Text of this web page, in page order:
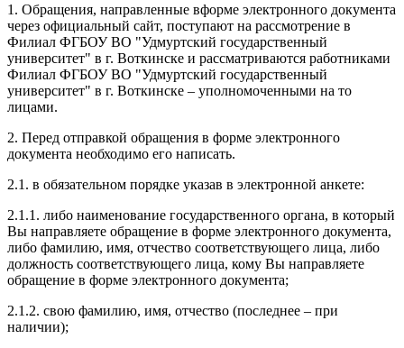
1. Обращения, направленные вформе электронного документа
через официальный сайт, поступают на рассмотрение в
Филиал ФГБОУ ВО "Удмуртский государственный
университет" в г. Воткинске и рассматриваются работниками
Филиал ФГБОУ ВО "Удмуртский государственный
университет" в г. Воткинске – уполномоченными на то
лицами.
2. Перед отправкой обращения в форме электронного
документа необходимо его написать.
2.1. в обязательном порядке указав в электронной анкете:
2.1.1. либо наименование государственного органа, в который
Вы направляете обращение в форме электронного документа,
либо фамилию, имя, отчество соответствующего лица, либо
должность соответствующего лица, кому Вы направляете
обращение в форме электронного документа;
2.1.2. свою фамилию, имя, отчество (последнее – при
наличии);